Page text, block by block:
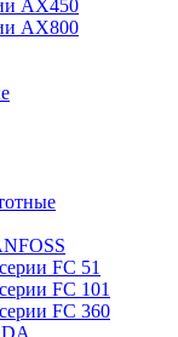
AX450
AX800
FC 51
FC 101
FC 360